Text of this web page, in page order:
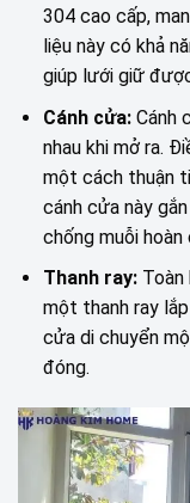
304 cao cấp,
liệu này có khả
giúp lưới giữ
Cánh cửa: Cánh
nhau khi mở ra.
một cách thuận
cánh cửa này
chống muỗi hoàn
Thanh ray:
một thanh ray
cửa di chuyển
đóng.